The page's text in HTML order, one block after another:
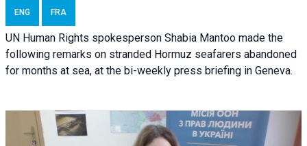
ENG FRA
UN Human Rights spokesperson Shabia Mantoo made the
following remarks on stranded Hormuz seafarers abandoned
for months at sea, at the bi-weekly press briefing in Geneva.